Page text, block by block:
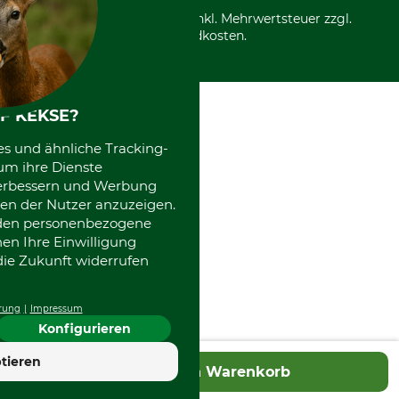
In den Warenkorb
Entsorgung und Umwelt
Datenschutz Print
Community
International
Kooperationen
Alle Preise in Euro und inkl. Mehrwertsteuer zzgl.
Versandkosten.
KEKSE?
und ähnliche Tracking-
ihre Dienste
und Werbung
der Nutzer anzuzeigen.
personenbezogene
Ihre Einwilligung
Zukunft widerrufen
Impressum
Konfigurieren